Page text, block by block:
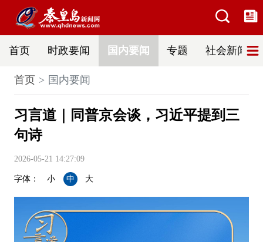
首页 时政要闻 国内要闻 专题 社会新闻
首页 国内要闻
习言道｜同普京会谈，习近平提到三
句诗
2026-05-21 14:27:09
字体： 小 中 大